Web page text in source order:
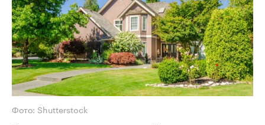
Фото: Shutterstock